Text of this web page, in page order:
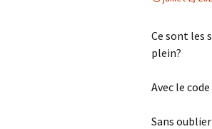
Ce sont les
plein?
Avec le code
Sans